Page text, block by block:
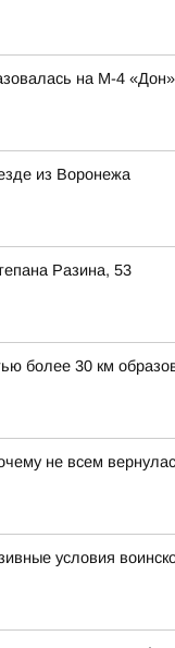
на М-4
из Воронежа
Разина, 53
более 30 км
не всем
условия